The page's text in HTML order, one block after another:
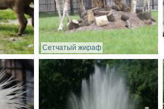
Сетчатый жираф